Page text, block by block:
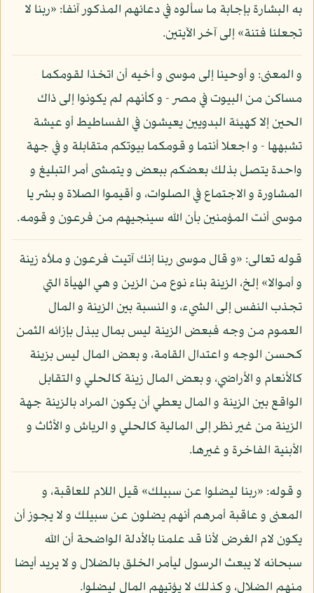
به البشارة بإجابة ما سألوه في دعائهم المذكور آنفا: «ربنا لا
تجعلنا فتنة» إلى آخر الآيتين.
و المعنى: و أوحينا إلى موسى و أخيه أن اتخذا لقومكما
مساكن من البيوت في مصر - و كأنهم لم يكونوا إلى ذاك
الحين إلا كهيئة البدويين يعيشون في الفساطيط أو عيشة
تشبهها - و اجعلا أنتما و قومكما بيوتكم متقابلة و في جهة
واحدة يتصل بذلك بعضكم ببعض و يتمشى أمر التبليغ و
المشاورة و الاجتماع في الصلوات، و أقيموا الصلاة و بشر يا
موسى أنت المؤمنين بأن الله سينجيهم من فرعون و قومه.
قوله تعالى: «و قال موسى ربنا إنك آتيت فرعون و ملأه زينة
و أموالا» إلخ، الزينة بناء نوع من الزين و هي الهيأة التي
تجذب النفس إلى الشيء، و النسبة بين الزينة و المال
العموم من وجه فبعض الزينة ليس بمال يبذل بإزائه الثمن
كحسن الوجه و اعتدال القامة، و بعض المال ليس بزينة
كالأنعام و الأراضي، و بعض المال زينة كالحلي و التقابل
الواقع بين الزينة و المال يعطي أن يكون المراد بالزينة جهة
الزينة من غير نظر إلى المالية كالحلي و الرياش و الأثاث و
الأبنية الفاخرة و غيرها.
و قوله: «ربنا ليضلوا عن سبيلك» قيل اللام للعاقبة، و
المعنى و عاقبة أمرهم أنهم يضلون عن سبيلك و لا يجوز أن
يكون لام الغرض لأنا قد علمنا بالأدلة الواضحة أن الله
سبحانه لا يبعث الرسول ليأمر الخلق بالضلال و لا يريد أيضا
منهم الضلال، و كذلك لا يؤتيهم المال ليضلوا.